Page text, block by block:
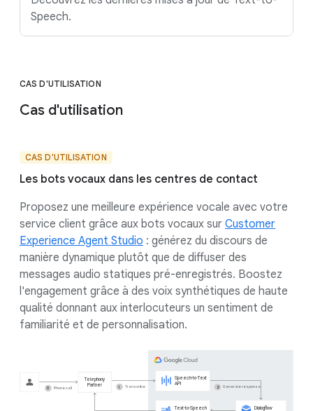
Speech.
CAS D'UTILISATION
Cas d'utilisation
CAS D'UTILISATION
Les bots vocaux dans les centres de contact
Proposez une meilleure expérience vocale avec votre
service client grâce aux bots vocaux sur Customer
Experience Agent Studio : générez du discours de
manière dynamique plutôt que de diffuser des
messages audio statiques pré-enregistrés. Boostez
l'engagement grâce à des voix synthétiques de haute
qualité donnant aux interlocuteurs un sentiment de
familiarité et de personnalisation.